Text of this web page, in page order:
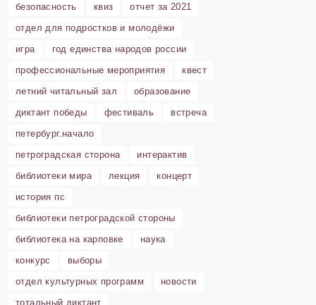
безопасность
квиз
отчет за 2021
отдел для подростков и молодёжи
игра
год единства народов россии
профессиональные мероприятия
квест
летний читальный зал
образование
диктант победы
фестиваль
встреча
петербург.начало
петроградская сторона
интерактив
библиотеки мира
лекция
концерт
история пс
библиотеки петроградской стороны
библиотека на карповке
наука
конкурс
выборы
отдел культурных программ
новости
тотальный диктант